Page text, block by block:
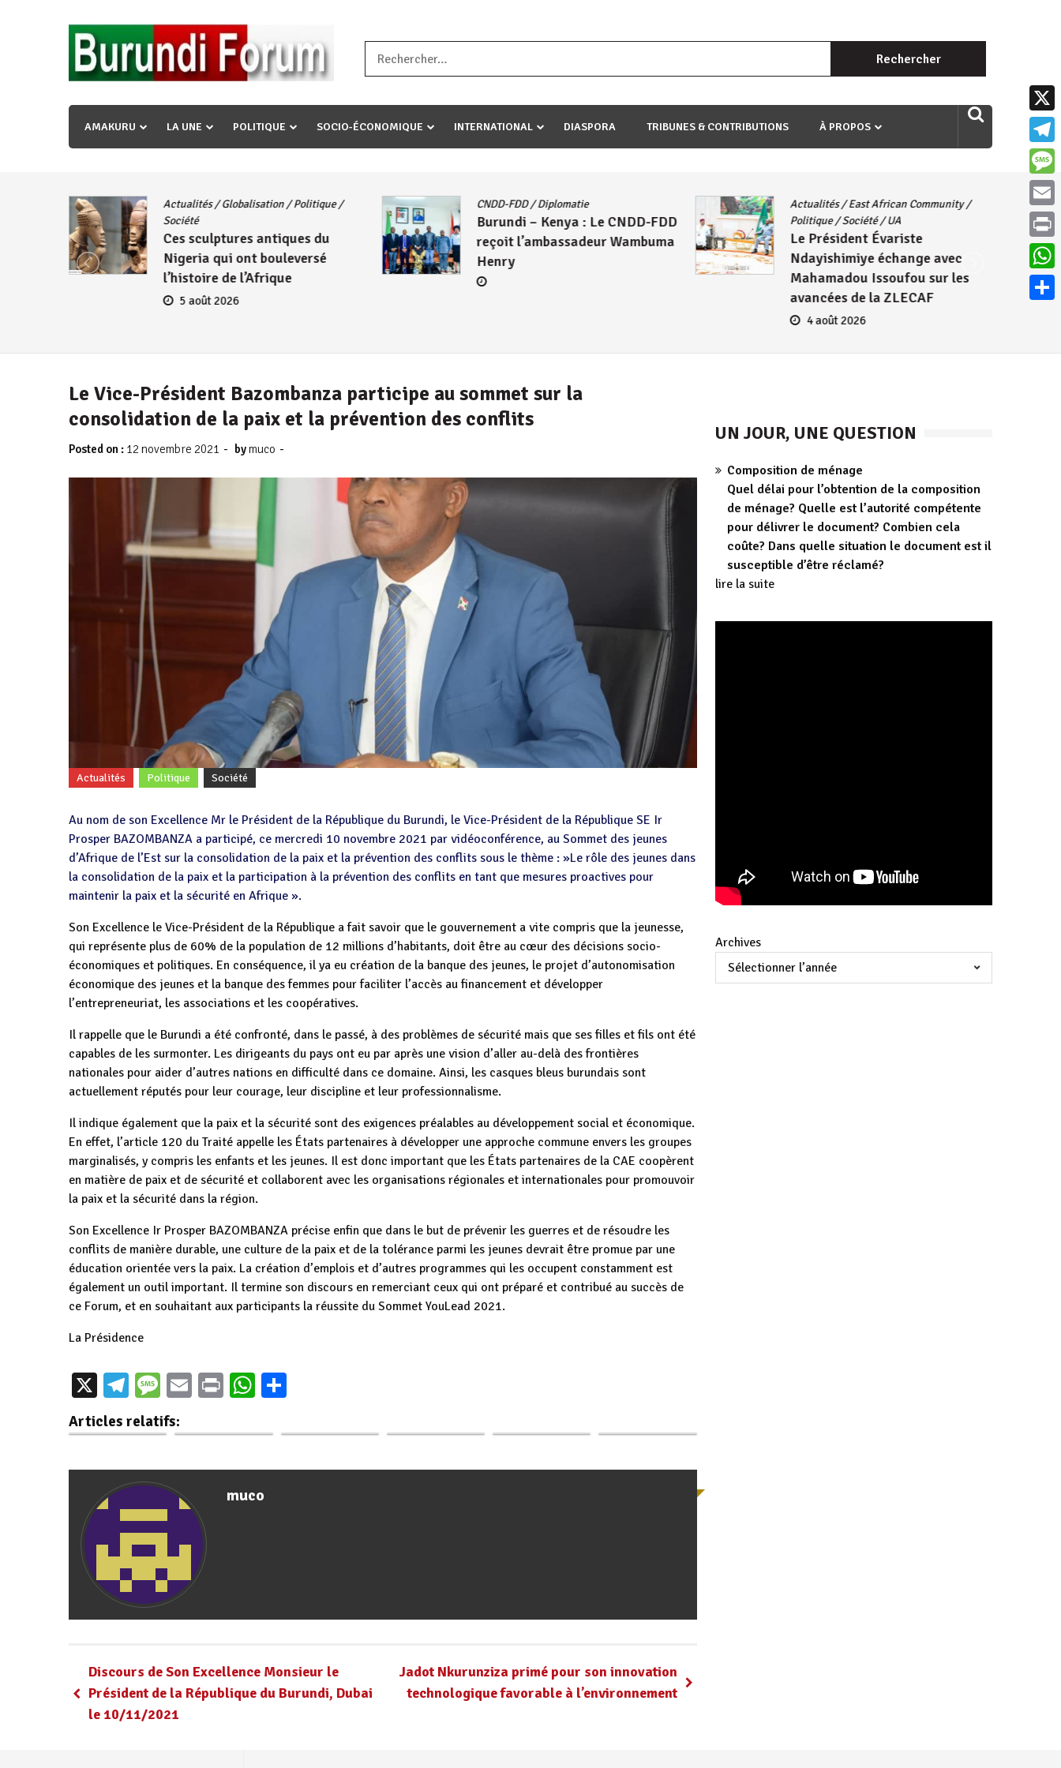
« Ingorane si ugupfa , ingorane ni ugupfa nabi ,gupfa ataco umariye umuryango wawe canke igihugu cakwibarutse .Wewe uri ngaha ndagusigiye iki kibazo : Uriko ukora iki kugira ngo
uzopfire neza umuryango n’igihugu cakwibarutse ? »
Rechercher :
AMAKURU LA UNE POLITIQUE SOCIO-ÉCONOMIQUE INTERNATIONAL DIASPORA TRIBUNES & CONTRIBUTIONS À PROPOS
Actualités/Globalisation/Politique/
Société
Ces sculptures antiques du
Nigeria qui ont bouleversé
l’histoire de l’Afrique
5 août 2026
CNDD-FDD/Diplomatie
Burundi – Kenya : Le CNDD-FDD
reçoit l’ambassadeur Wambuma
Henry
Actualités/East African Community/
Politique/Société/UA
Le Président Évariste
Ndayishimiye échange avec
Mahamadou Issoufou sur les
avancées de la ZLECAF
4 août 2026
Le Vice-Président Bazombanza participe au sommet sur la
consolidation de la paix et la prévention des conflits
Posted on : 12 novembre 2021 - bymuco -
Actualités Politique Société
Au nom de son Excellence Mr le Président de la République du Burundi, le Vice-Président de la République SE Ir
Prosper BAZOMBANZA a participé, ce mercredi 10 novembre 2021 par vidéoconférence, au Sommet des jeunes
d’Afrique de l’Est sur la consolidation de la paix et la prévention des conflits sous le thème : »Le rôle des jeunes dans
la consolidation de la paix et la participation à la prévention des conflits en tant que mesures proactives pour
maintenir la paix et la sécurité en Afrique ».
Son Excellence le Vice-Président de la République a fait savoir que le gouvernement a vite compris que la jeunesse,
qui représente plus de 60% de la population de 12 millions d’habitants, doit être au cœur des décisions socio-
économiques et politiques. En conséquence, il ya eu création de la banque des jeunes, le projet d’autonomisation
économique des jeunes et la banque des femmes pour faciliter l’accès au financement et développer
l’entrepreneuriat, les associations et les coopératives.
Il rappelle que le Burundi a été confronté, dans le passé, à des problèmes de sécurité mais que ses filles et fils ont été
capables de les surmonter. Les dirigeants du pays ont eu par après une vision d’aller au-delà des frontières
nationales pour aider d’autres nations en difficulté dans ce domaine. Ainsi, les casques bleus burundais sont
actuellement réputés pour leur courage, leur discipline et leur professionnalisme.
Il indique également que la paix et la sécurité sont des exigences préalables au développement social et économique.
En effet, l’article 120 du Traité appelle les États partenaires à développer une approche commune envers les groupes
marginalisés, y compris les enfants et les jeunes. Il est donc important que les États partenaires de la CAE coopèrent
en matière de paix et de sécurité et collaborent avec les organisations régionales et internationales pour promouvoir
la paix et la sécurité dans la région.
Son Excellence Ir Prosper BAZOMBANZA précise enfin que dans le but de prévenir les guerres et de résoudre les
conflits de manière durable, une culture de la paix et de la tolérance parmi les jeunes devrait être promue par une
éducation orientée vers la paix. La création d’emplois et d’autres programmes qui les occupent constamment est
également un outil important. Il termine son discours en remerciant ceux qui ont préparé et contribué au succès de
ce Forum, et en souhaitant aux participants la réussite du Sommet YouLead 2021.
La Présidence
X Telegram
Message
EmailPrintWhatsApp
Articles relatifs:
Burundi : Le Vice-
Président
participe à…
Burundi / France –
Afrique :
muco
Discours de Son Excellence Monsieur le
Président de la République du Burundi, Dubai
le 10/11/2021
Jadot Nkurunziza primé pour son innovation
technologique favorable à l’environnement
UN JOUR, UNE QUESTION
Composition de ménage
Quel délai pour l’obtention de la composition
de ménage? Quelle est l’autorité compétente
pour délivrer le document? Combien cela
coûte? Dans quelle situation le document est il
susceptible d’être réclamé?
lire la suite
Archives
X
Email
Print